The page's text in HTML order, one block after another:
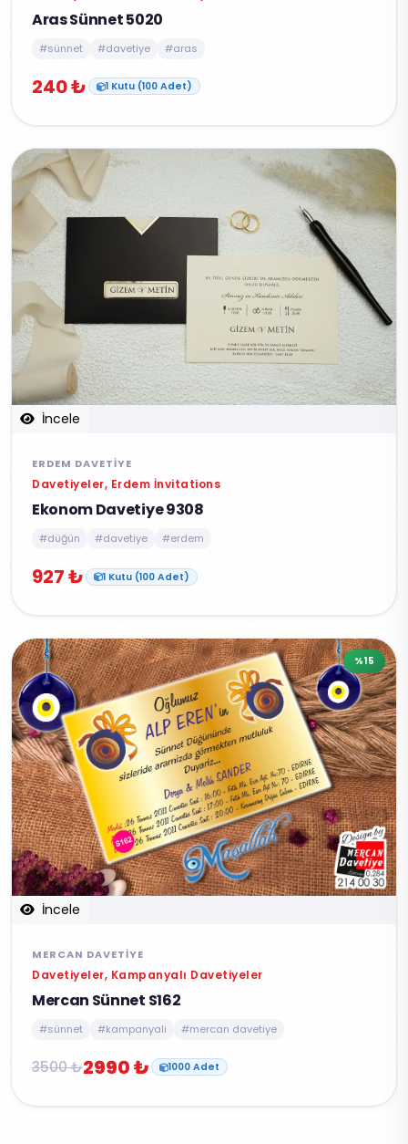
Aras Sünnet 5020
#sünnet #davetiye #aras
240 ₺ 1 Kutu (100 Adet)
İncele
ERDEM DAVETIYE
Davetiyeler, Erdem İnvitations
Ekonom Davetiye 9308
#düğün #davetiye #erdem
927 ₺ 1 Kutu (100 Adet)
İncele
%15
MERCAN DAVETIYE
Davetiyeler, Kampanyalı Davetiyeler
Mercan Sünnet S162
#sünnet #kampanyali #mercan davetiye
3500 ₺2990 ₺ 1000 Adet